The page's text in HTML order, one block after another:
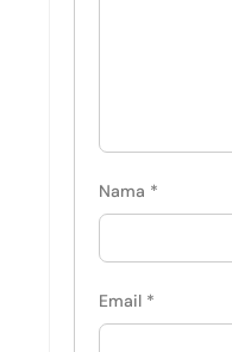
Nama *
Email *